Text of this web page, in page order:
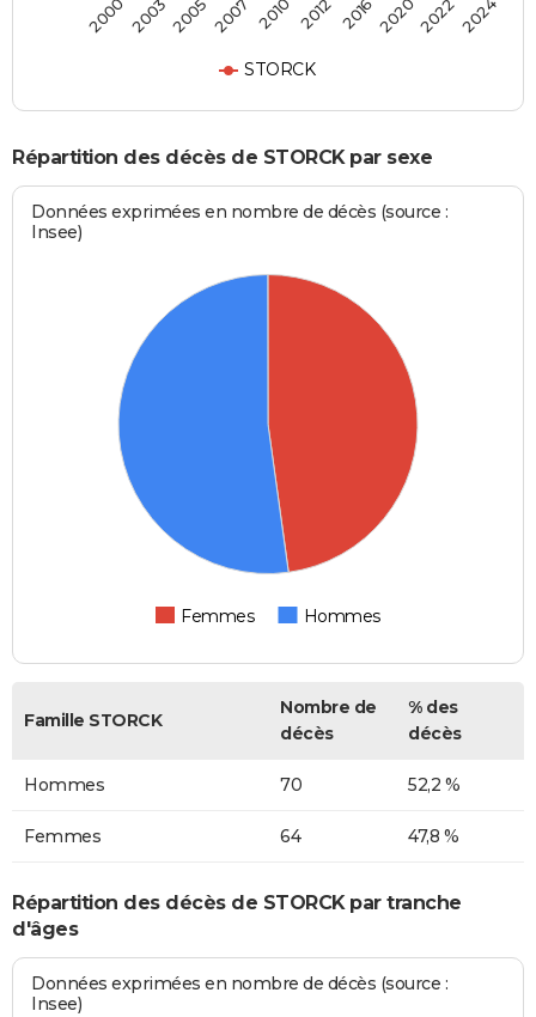
STORCK
2000 200320052007 2010 2012 2016202020222024
Répartition des décès de STORCK par sexe
Données exprimées en nombre de décès (source :
Insee)
Femmes Hommes
Famille STORCK
Nombre de
décès
% des
décès
Hommes 70 52,2 %
Femmes 64 47,8 %
Répartition des décès de STORCK par tranche
d'âges
Données exprimées en nombre de décès (source :
Insee)